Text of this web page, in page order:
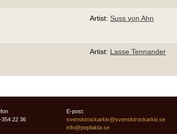
Artist: Suss von Ahn
Artist: Lasse Tennander
354 22 36
E-post:
svensktrockarkiv@svensktrockarkiv.se
info@popfakta.se